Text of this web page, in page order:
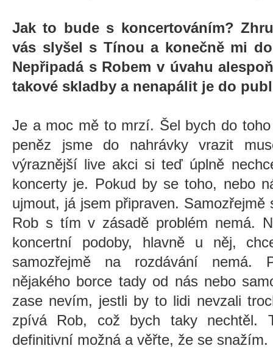
Jak to bude s koncertováním?
vás slyšel s Tínou a konečně mi
Nepřipadá s Robem v úvahu
takové skladby a nenapálit je do
Je a moc mě to mrzí. Šel bych do
peněz jsme do nahrávky vrazit
výraznější live akci si teď úplně
koncerty je. Pokud by se toho, nebo
ujmout, já jsem připraven.
Rob s tím v zásadě problém nemá.
koncertní podoby, hlavně u něj,
samozřejmě na rozdávání nemá.
nějakého borce tady od nás nebo
zase nevím, jestli by to lidi nevzali
zpívá Rob, což bych taky nechtěl.
definitivní možná a věřte, že se snažím.